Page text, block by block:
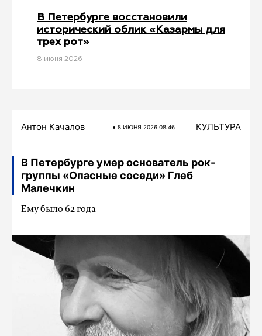
В Петербурге восстановили
исторический облик «Казармы для
трех рот»
8 июня 2026
Антон Качалов 8 ИЮНЯ 2026 08:46 КУЛЬТУРА
В Петербурге умер основатель рок-
группы «Опасные соседи» Глеб
Малечкин
Ему было 62 года